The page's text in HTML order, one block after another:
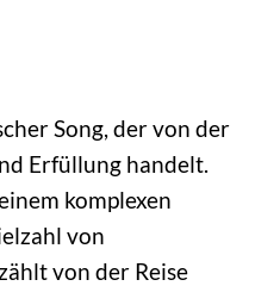
Song, der von der
Erfüllung handelt.
komplexen
von
von der Reise